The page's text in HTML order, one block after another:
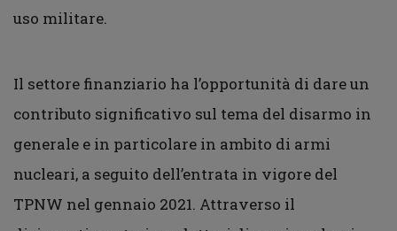
uso militare.
Il settore finanziario ha l’opportunità di dare un
contributo significativo sul tema del disarmo in
generale e in particolare in ambito di armi
nucleari, a seguito dell’entrata in vigore del
TPNW nel gennaio 2021. Attraverso il